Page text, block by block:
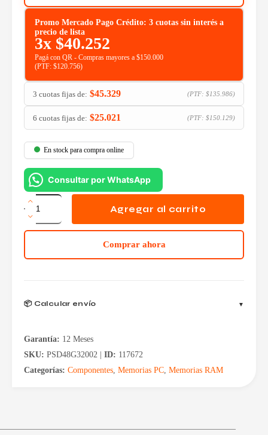
Promo Mercado Pago Crédito: 3 cuotas sin interés a
precio de lista
3x $40.252
Pagá con QR - Compras mayores a $150.000
(PTF: $120.756)
3 cuotas fijas de: $45.329 (PTF: $135.986)
6 cuotas fijas de: $25.021 (PTF: $150.129)
En stock para compra online
Consultar por WhatsApp
Memoria
Patriot
DDR4
8GB
cantidad
Agregar al carrito
Comprar ahora
📦 Calcular envío
Garantía: 12 Meses
SKU: PSD48G32002 | ID: 117672
Categorías: Componentes Memorias PC Memorias RAM